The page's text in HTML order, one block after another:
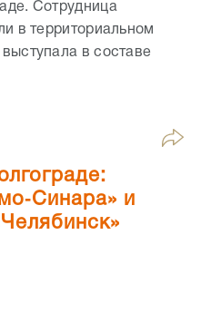
Сотрудница
в территориальном
в составе
и